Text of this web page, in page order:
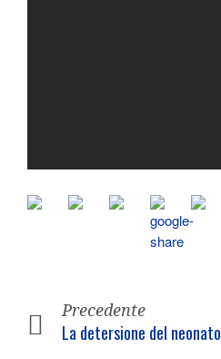
Precedente
La detersione del neonato